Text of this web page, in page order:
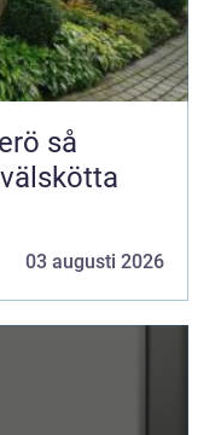
så
03 augusti 2026